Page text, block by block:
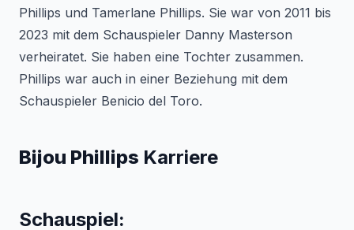
Phillips und Tamerlane Phillips. Sie war von 2011 bis
2023 mit dem Schauspieler Danny Masterson
verheiratet. Sie haben eine Tochter zusammen.
Phillips war auch in einer Beziehung mit dem
Schauspieler Benicio del Toro.
Bijou Phillips Karriere
Schauspiel: